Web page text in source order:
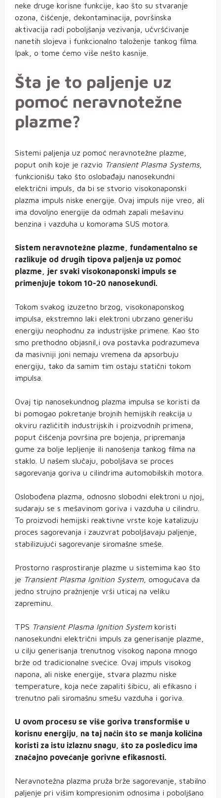
neke druge korisne funkcije, kao što su stvaranje
ozona, čišćenje, dekontaminacija, površinska
aktivacija radi poboljšanja vezivanja, učvršćivanje
nanetih slojeva i funkcionalno taloženje tankog filma.
Ipak, o tome ćemo više nešto kasnije.
Šta je to paljenje uz
pomoć neravnotežne
plazme?
Sistemi paljenja uz pomoć neravnotežne plazme,
poput onih koje je razvio Transient Plasma Systems,
funkcionišu tako što oslobađaju nanosekundni
električni impuls, da bi se stvorio visokonaponski
plazma impuls niske energije. Ovaj impuls nije vreo, ali
ima dovoljno energije da odmah zapali mešavinu
benzina i vazduha u komorama SUS motora.
Sistem neravnotežne plazme, fundamentalno se
razlikuje od drugih tipova paljenja uz pomoć
plazme, jer svaki visokonaponski impuls se
primenjuje tokom 10-20 nanosekundi.
Tokom svakog izuzetno brzog, visokonaponskog
impulsa, ekstremno laki elektroni ubrzano generišu
energiju neophodnu za industrijske primene. Kao što
smo prethodno objasnil,i ova postavka podrazumeva
da masivniji joni nemaju vremena da apsorbuju
energiju, tako da samim tim ostaju statični tokom
impulsa.
Ovaj tip nanosekundnog plazma impulsa se koristi da
bi pomogao pokretanje brojnih hemijskih reakcija u
okviru različitih industrijskih i proizvodnih primena,
poput čišćenja površina pre bojenja, pripremanja
gume za bolje lepljenje ili nanošenja tankog filma na
staklo. U našem slučaju, poboljšava se proces
sagorevanja goriva u cilindrima automobilskih motora.
Oslobođena plazma, odnosno slobodni elektroni u njoj,
sudaraju se s mešavinom goriva i vazduha u cilindru.
To proizvodi hemijski reaktivne vrste koje katalizuju
proces sagorevanja i zauzvrat poboljšavaju paljenje,
stabilizujući sagorevanje siromašne smeše.
Prostorno rasprostiranje plazme u sistemima kao što
je Transient Plasma Ignition System, omogućava da
jedno strujno pražnjenje vrši uticaj na veliku
zapreminu.
TPS Transient Plasma Ignition Systemkoristi
nanosekundni električni impuls za generisanje plazme,
u cilju generisanja trenutnog visokog napona mnogo
brže od tradicionalne svećice. Ovaj impuls visokog
napona, ali niske energije, stvara plazmu niske
temperature, koja neće zapaliti šibicu, ali efikasno i
trenutno pali siromašnu smešu vazduha i goriva.
U ovom procesu se više goriva transformiše u
korisnu energiju, na taj način što se manja količina
koristi za istu izlaznu snagu, što za posledicu ima
značajno povećanje gorivne efikasnosti.
Neravnotežna plazma pruža brže sagorevanje, stabilno
paljenje pri višim kompresionim odnosima i poboljšano